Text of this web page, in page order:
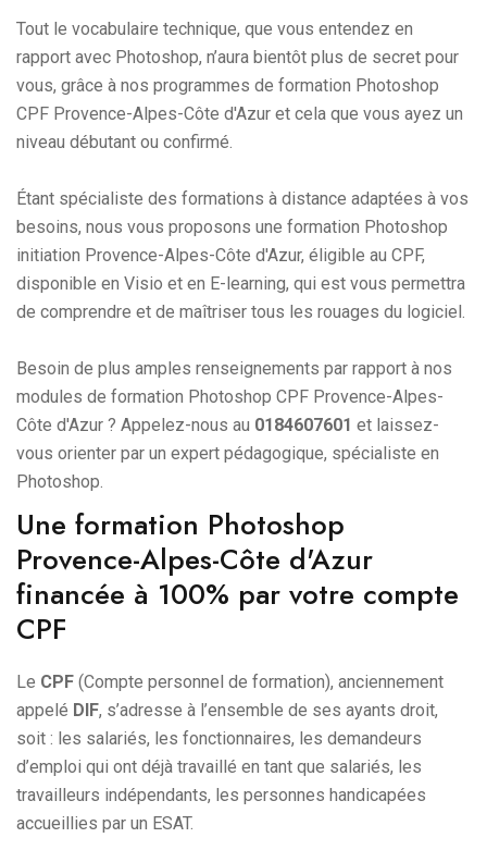
Tout le vocabulaire technique, que vous entendez en
rapport avec Photoshop, n’aura bientôt plus de secret pour
vous, grâce à nos programmes de formation Photoshop
CPF Provence-Alpes-Côte d'Azur et cela que vous ayez un
niveau débutant ou confirmé.
Étant spécialiste des formations à distance adaptées à vos
besoins, nous vous proposons une formation Photoshop
initiation Provence-Alpes-Côte d'Azur, éligible au CPF,
disponible en Visio et en E-learning, qui est vous permettra
de comprendre et de maîtriser tous les rouages du logiciel.
Besoin de plus amples renseignements par rapport à nos
modules de formation Photoshop CPF Provence-Alpes-
Côte d'Azur ? Appelez-nous au 0184607601 et laissez-
vous orienter par un expert pédagogique, spécialiste en
Photoshop.
Une formation Photoshop
Provence-Alpes-Côte d'Azur
financée à 100% par votre compte
CPF
Le CPF (Compte personnel de formation), anciennement
appelé DIF, s’adresse à l’ensemble de ses ayants droit,
soit : les salariés, les fonctionnaires, les demandeurs
d’emploi qui ont déjà travaillé en tant que salariés, les
travailleurs indépendants, les personnes handicapées
accueillies par un ESAT.